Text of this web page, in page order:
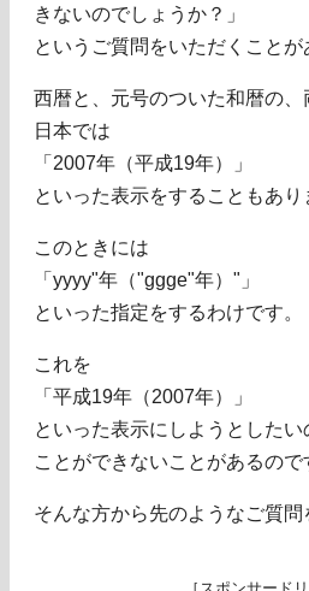
きないのでしょうか？」
というご質問をいただくことが
西暦と、元号のついた和暦の
日本では
「2007年（平成19年）」
といった表示をすることもあり
このときには
「yyyy"年（"ggge"年）"」
といった指定をするわけです。
これを
「平成19年（2007年）」
といった表示にしようとした
ことができないことがあるので
そんな方から先のようなご質問